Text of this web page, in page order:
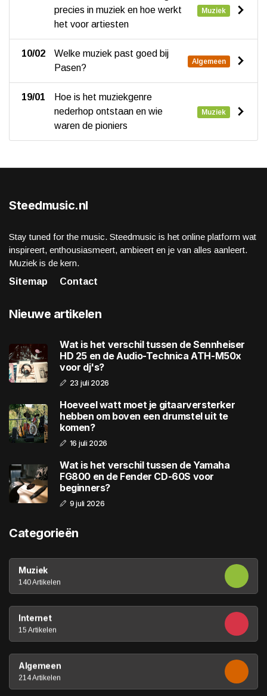
precies in muziek en hoe werkt
het voor artiesten
Muziek
10/02
Welke muziek past goed bij
Pasen?
Algemeen
19/01
Hoe is het muziekgenre
nederhop ontstaan en wie
waren de pioniers
Muziek
Steedmusic.nl
Stay tuned for the music. Steedmusic is het online platform wat
inspireert, enthousiasmeert, ambieert en je van alles aanleert.
Muziek is de kern.
Sitemap
Contact
Nieuwe artikelen
Wat is het verschil tussen de Sennheiser
HD 25 en de Audio-Technica ATH-M50x
voor dj's?
23 juli 2026
Hoeveel watt moet je gitaarversterker
hebben om boven een drumstel uit te
komen?
16 juli 2026
Wat is het verschil tussen de Yamaha
FG800 en de Fender CD-60S voor
beginners?
9 juli 2026
Categorieën
Muziek
140 Artikelen
Internet
15 Artikelen
Algemeen
214 Artikelen